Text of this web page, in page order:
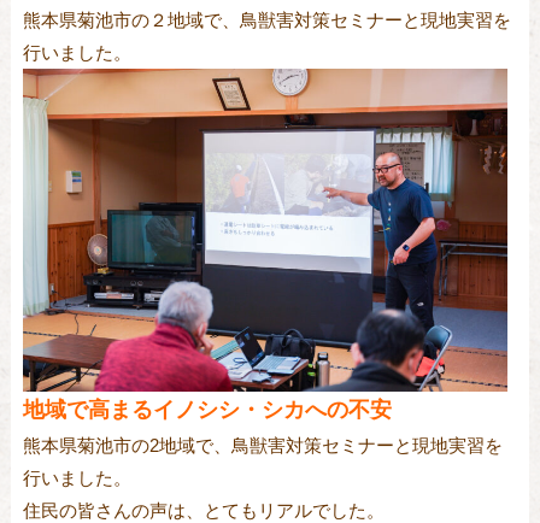
熊本県菊池市の２地域で、鳥獣害対策セミナーと現地実習を
行いました。
地域で高まるイノシシ・シカへの不安
熊本県菊池市の2地域で、鳥獣害対策セミナーと現地実習を
行いました。
住民の皆さんの声は、とてもリアルでした。